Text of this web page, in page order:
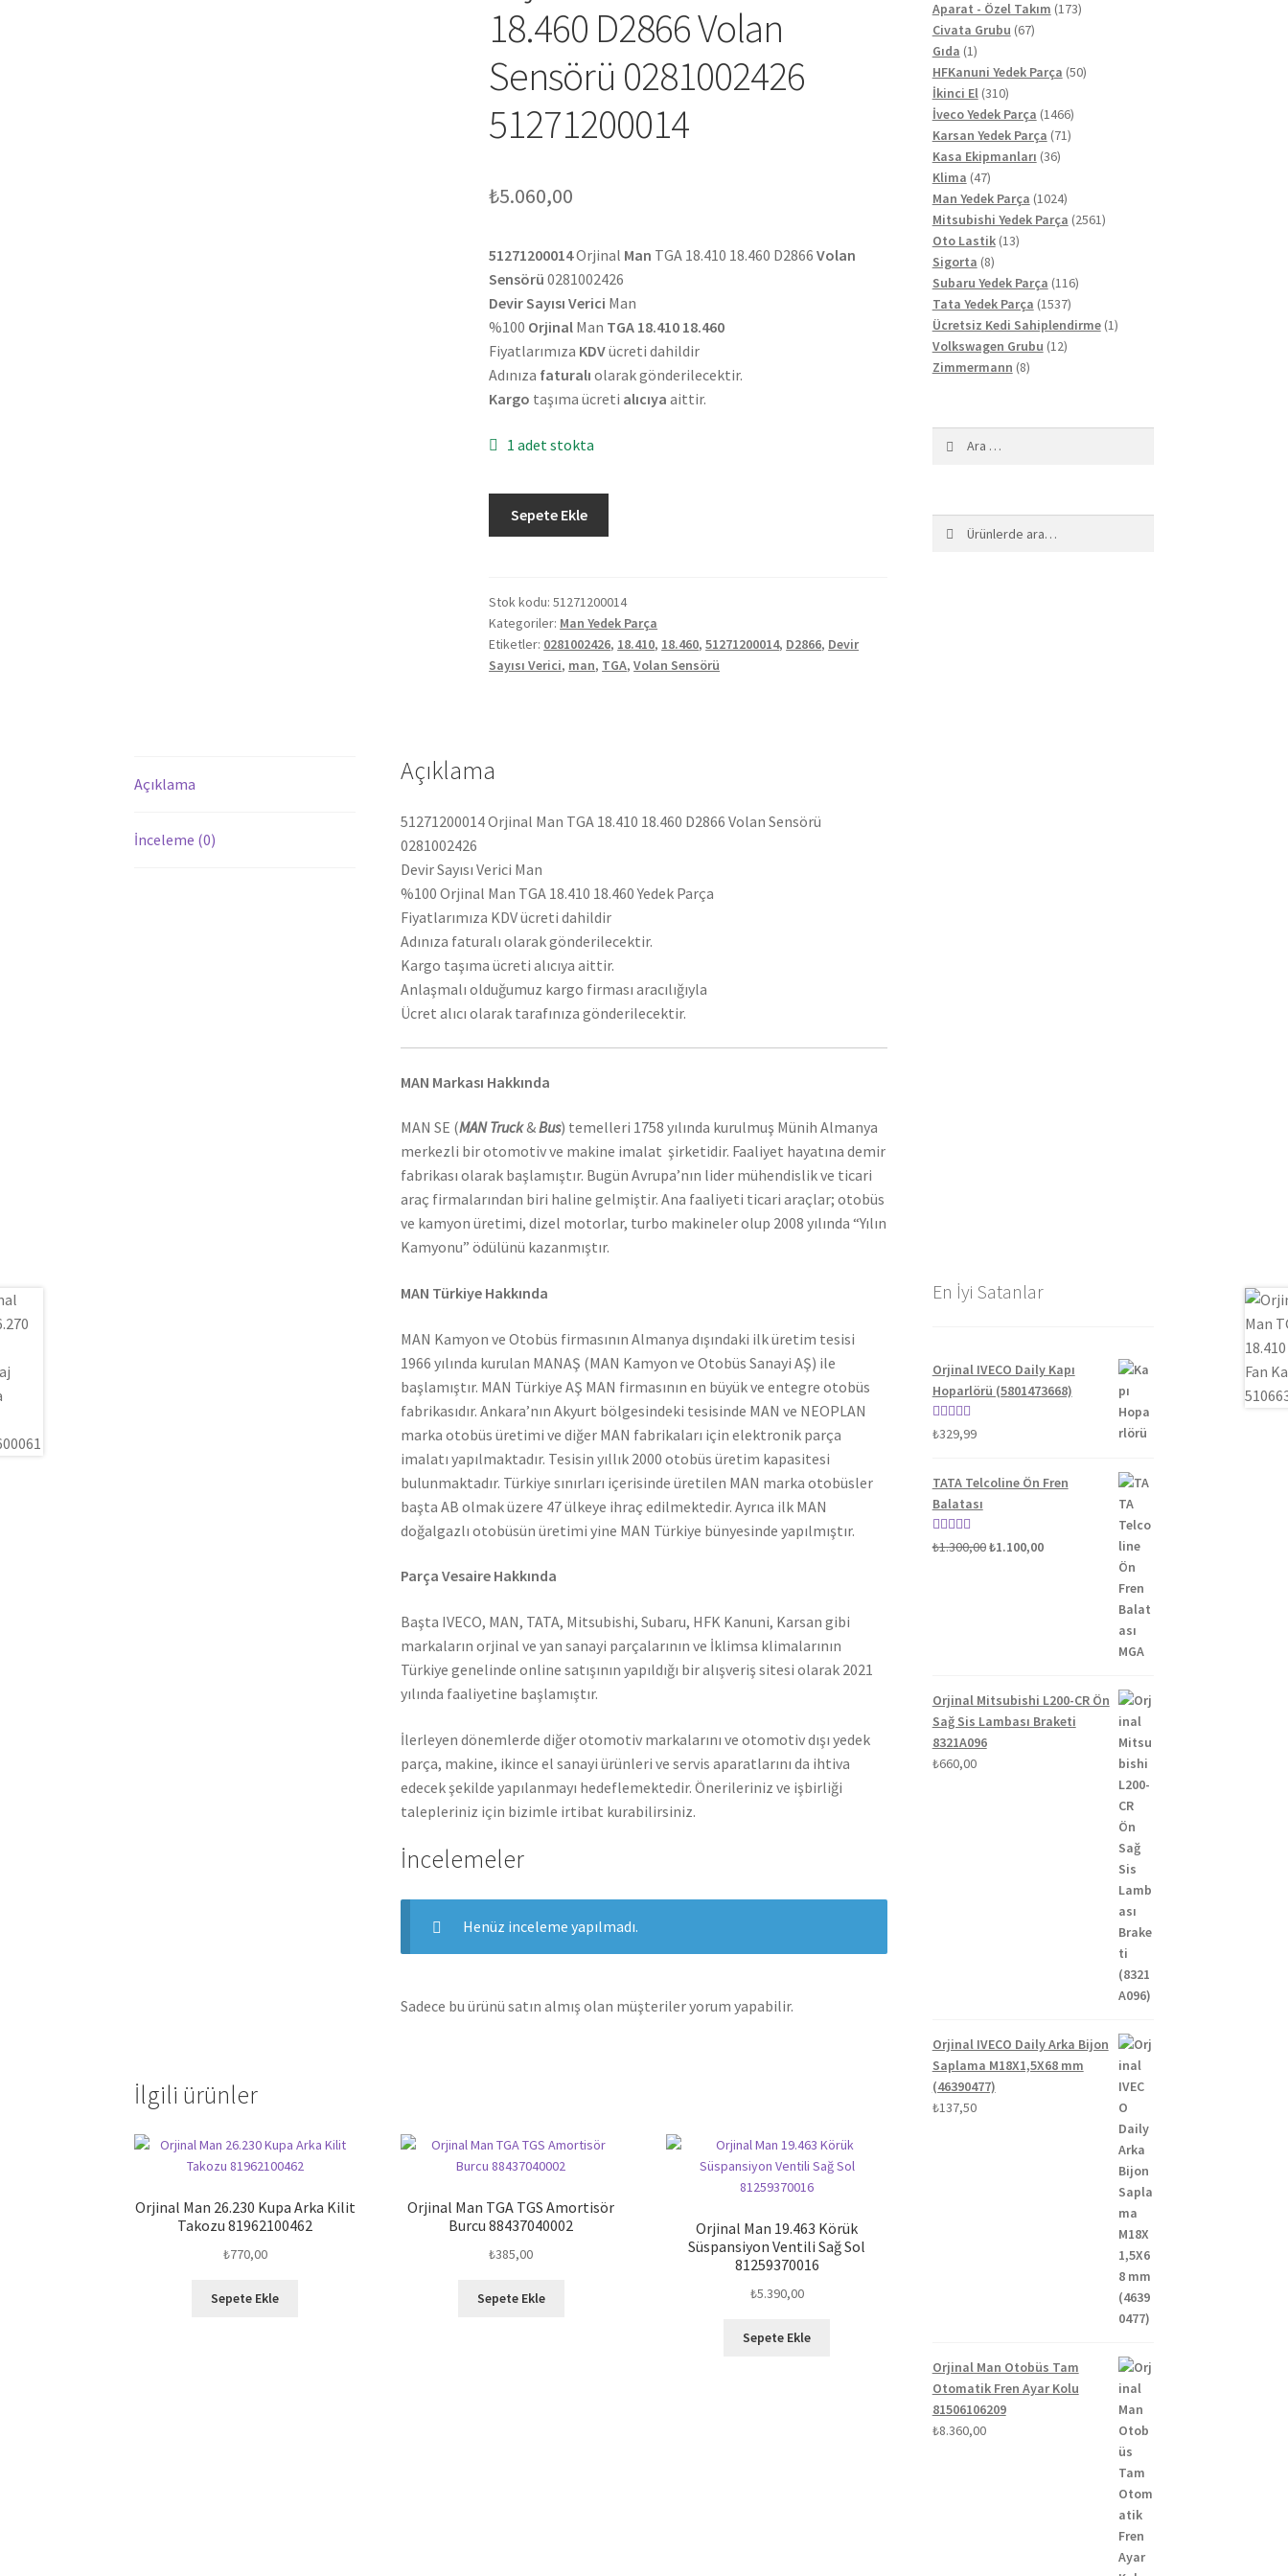
18.460 D2866 Volan
Sensörü 0281002426
51271200014
₺5.060,00
51271200014Orjinal Man TGA 18.410 18.460 D2866Volan
Sensörü 0281002426
Devir Sayısı Verici Man
%100 Orjinal Man TGA 18.410 18.460
Fiyatlarımıza KDVücreti dahildir
Adınıza faturalı olarak gönderilecektir.
Kargo taşıma ücreti alıcıya aittir.
1 adet stokta
18.460
D2866
Volan
Sensörü
Sepete Ekle
Stok kodu:51271200014
Kategoriler: Man Yedek Parça
Etiketler: 0281002426, 18.410, 18.460,51271200014, D2866, Devir
Sayısı Verici, man, TGA,Volan Sensörü
Açıklama
İnceleme (0)
Açıklama
51271200014 Orjinal Man TGA 18.410 18.460 D2866 Volan Sensörü
0281002426
Devir Sayısı Verici Man
%100 Orjinal Man TGA 18.410 18.460 Yedek Parça
Fiyatlarımıza KDV ücreti dahildir
Adınıza faturalı olarak gönderilecektir.
Kargo taşıma ücreti alıcıya aittir.
Anlaşmalı olduğumuz kargo firması aracılığıyla
Ücret alıcı olarak tarafınıza gönderilecektir.
MAN Markası Hakkında
MAN SE (MAN Truck&Bus) temelleri 1758 yılında kurulmuş Münih Almanya
merkezli bir otomotiv ve makine imalat şirketidir. Faaliyet hayatına demir
fabrikası olarak başlamıştır. Bugün Avrupa’nın lider mühendislik ve ticari
araç firmalarından biri haline gelmiştir. Ana faaliyeti ticari araçlar; otobüs
ve kamyon üretimi, dizel motorlar, turbo makineler olup 2008 yılında “Yılın
Kamyonu” ödülünü kazanmıştır.
MAN Türkiye Hakkında
MAN Kamyon ve Otobüs firmasının Almanya dışındaki ilk üretim tesisi
1966 yılında kurulan MANAŞ (MAN Kamyon ve Otobüs Sanayi AŞ) ile
başlamıştır. MAN Türkiye AŞ MAN firmasının en büyük ve entegre otobüs
fabrikasıdır. Ankara’nın Akyurt bölgesindeki tesisinde MAN ve NEOPLAN
marka otobüs üretimi ve diğer MAN fabrikaları için elektronik parça
imalatı yapılmaktadır. Tesisin yıllık 2000 otobüs üretim kapasitesi
bulunmaktadır. Türkiye sınırları içerisinde üretilen MAN marka otobüsler
başta AB olmak üzere 47 ülkeye ihraç edilmektedir. Ayrıca ilk MAN
doğalgazlı otobüsün üretimi yine MAN Türkiye bünyesinde yapılmıştır.
Parça Vesaire Hakkında
Başta IVECO, MAN, TATA, Mitsubishi, Subaru, HFK Kanuni, Karsan gibi
markaların orjinal ve yan sanayi parçalarının ve İklimsa klimalarının
Türkiye genelinde online satışının yapıldığı bir alışveriş sitesi olarak 2021
yılında faaliyetine başlamıştır.
İlerleyen dönemlerde diğer otomotiv markalarını ve otomotiv dışı yedek
parça, makine, ikince el sanayi ürünleri ve servis aparatlarını da ihtiva
edecek şekilde yapılanmayı hedeflemektedir. Önerileriniz ve işbirliği
talepleriniz için bizimle irtibat kurabilirsiniz.
İncelemeler
Henüz inceleme yapılmadı.
Sadece bu ürünü satın almış olan müşteriler yorum yapabilir.
İlgili ürünler
Orjinal Man 26.230 Kupa Arka Kilit
Takozu 81962100462
₺770,00
Sepete Ekle
Orjinal Man TGA TGS Amortisör
Burcu 88437040002
₺385,00
Sepete Ekle
Orjinal Man 19.463 Körük
Süspansiyon Ventili Sağ Sol
81259370016
₺5.390,00
Sepete Ekle
ürün
Aparat - Özel Takım 173173
Civata Grubu 6767
Gıda 11
ürün
HFKanuni Yedek Parça 5050
İkinci El 310310
ürün
İveco Yedek Parça 14661466
ürün
Karsan Yedek Parça 7171
Kasa Ekipmanları 3636
Klima 4747
ürün
Man Yedek Parça 10241024
ürün
Mitsubishi Yedek Parça 25612561
Oto Lastik 1313
Sigorta 88
ürün
Subaru Yedek Parça 116116
Tata Yedek Parça 15371537
ürün
Ücretsiz Kedi Sahiplendirme 11
Volkswagen Grubu 1212
Zimmermann 88
En İyi Satanlar
Orjinal IVECO Daily Kapı
Hoparlörü (5801473668)
5 üzerinden
₺329,99
TATA Telcoline Ön Fren
Balatası
5 üzerinden
₺1.300,00Orijinal
₺1.100,00Şu
Orjinal Mitsubishi L200-CR Ön
Sağ Sis Lambası Braketi
8321A096
₺660,00
Orjinal IVECO Daily Arka Bijon
Saplama M18X1,5X68 mm
(46390477)
₺137,50
Orjinal Man Otobüs Tam
Otomatik Fren Ayar Kolu
81506106209
₺8.360,00